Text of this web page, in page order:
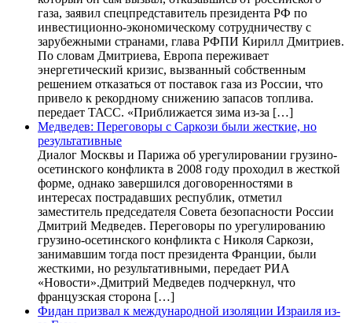
газа, заявил спецпредставитель президента РФ по
инвестиционно-экономическому сотрудничеству с
зарубежными странами, глава РФПИ Кирилл Дмитриев.
По словам Дмитриева, Европа переживает
энергетический кризис, вызванный собственным
решением отказаться от поставок газа из России, что
привело к рекордному снижению запасов топлива.
передает ТАСС. «Приближается зима из-за […]
Медведев: Переговоры с Саркози были жесткие, но
результативные
Диалог Москвы и Парижа об урегулировании грузино-
осетинского конфликта в 2008 году проходил в жесткой
форме, однако завершился договоренностями в
интересах пострадавших республик, отметил
заместитель председателя Совета безопасности России
Дмитрий Медведев. Переговоры по урегулированию
грузино-осетинского конфликта с Николя Саркози,
занимавшим тогда пост президента Франции, были
жесткими, но результативными, передает РИА
«Новости».Дмитрий Медведев подчеркнул, что
французская сторона […]
Фидан призвал к международной изоляции Израиля из-